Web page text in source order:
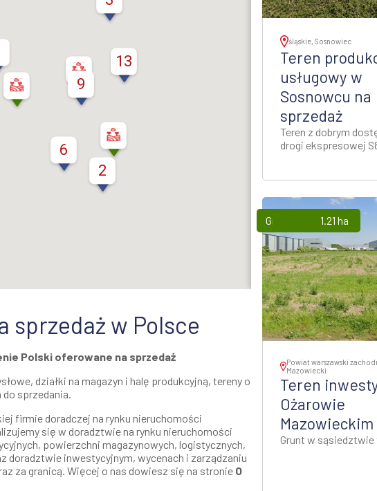
Poznań i okolice
Wrocław i okolice
Kraków i okolice
Szczecin i okolice
6
13
9
2
sprzedaż w Polsce
Polski oferowane na sprzedaż
działki na magazyn i halę produkcyjną, tereny o
sprzedania.
firmie doradczej na rynku nieruchomości
się w doradztwie na rynku nieruchomości
powierzchni magazynowych, logistycznych,
doradztwie inwestycyjnym, wycenach i zarządzaniu
za granicą. Więcej o nas dowiesz się na stronie O
śląskie, Sosnowiec
Teren
usługowy w
Sosnowcu na
sprzedaż
Teren z dobrym
drogi ekspresowej
Grunty 1.21 ha
Powiat warszawski
Mazowiecki
Teren
Ożarowie
Mazowieckim
Grunt w sąsiedztwie